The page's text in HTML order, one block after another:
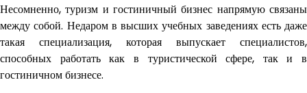
Несомненно, туризм и гостиничный бизнес напрямую связаны
между собой. Недаром в высших учебных заведениях есть даже
такая специализация, которая выпускает специалистов,
способных работать как в туристической сфере, так и в
гостиничном бизнесе.